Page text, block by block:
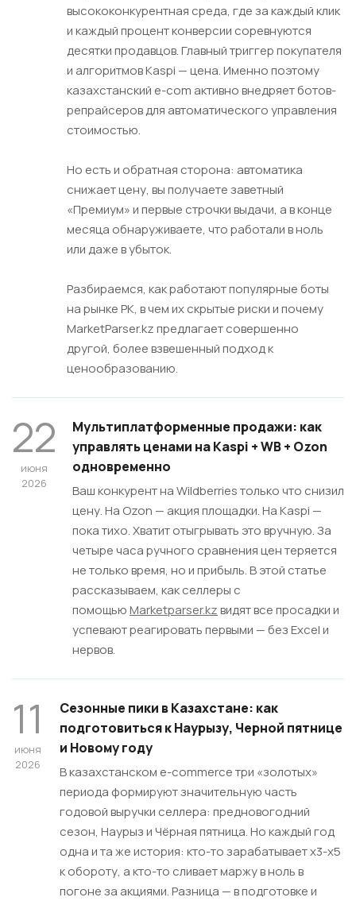
высококонкурентная среда, где за каждый клик
и каждый процент конверсии соревнуются
десятки продавцов. Главный триггер покупателя
и алгоритмов Kaspi — цена. Именно поэтому
казахстанский e-com активно внедряет ботов-
репрайсеров для автоматического управления
стоимостью.
Но есть и обратная сторона: автоматика
снижает цену, вы получаете заветный
«Премиум» и первые строчки выдачи, а в конце
месяца обнаруживаете, что работали в ноль
или даже в убыток.
Разбираемся, как работают популярные боты
на рынке РК, в чем их скрытые риски и почему
MarketParser.kz предлагает совершенно
другой, более взвешенный подход к
ценообразованию.
22
июня
2026
Мультиплатформенные продажи: как
управлять ценами на Kaspi + WB + Ozon
одновременно
Ваш конкурент на Wildberries только что снизил
цену. На Ozon — акция площадки. На Kaspi —
пока тихо. Хватит отыгрывать это вручную. За
четыре часа ручного сравнения цен теряется
не только время, но и прибыль. В этой статье
рассказываем, как селлеры с
помощьюMarketрarser.kzвидят все просадки и
успевают реагировать первыми — без Excel и
нервов.
11
июня
2026
Сезонные пики в Казахстане: как
подготовиться к Наурызу, Черной пятнице
и Новому году
В казахстанском e-commerce три «золотых»
периода формируют значительную часть
годовой выручки селлера: предновогодний
сезон, Наурыз и Чёрная пятница. Но каждый год
одна и та же история: кто-то зарабатывает х3-х5
к обороту, а кто-то сливает маржу в ноль в
погоне за акциями. Разница — в подготовке и